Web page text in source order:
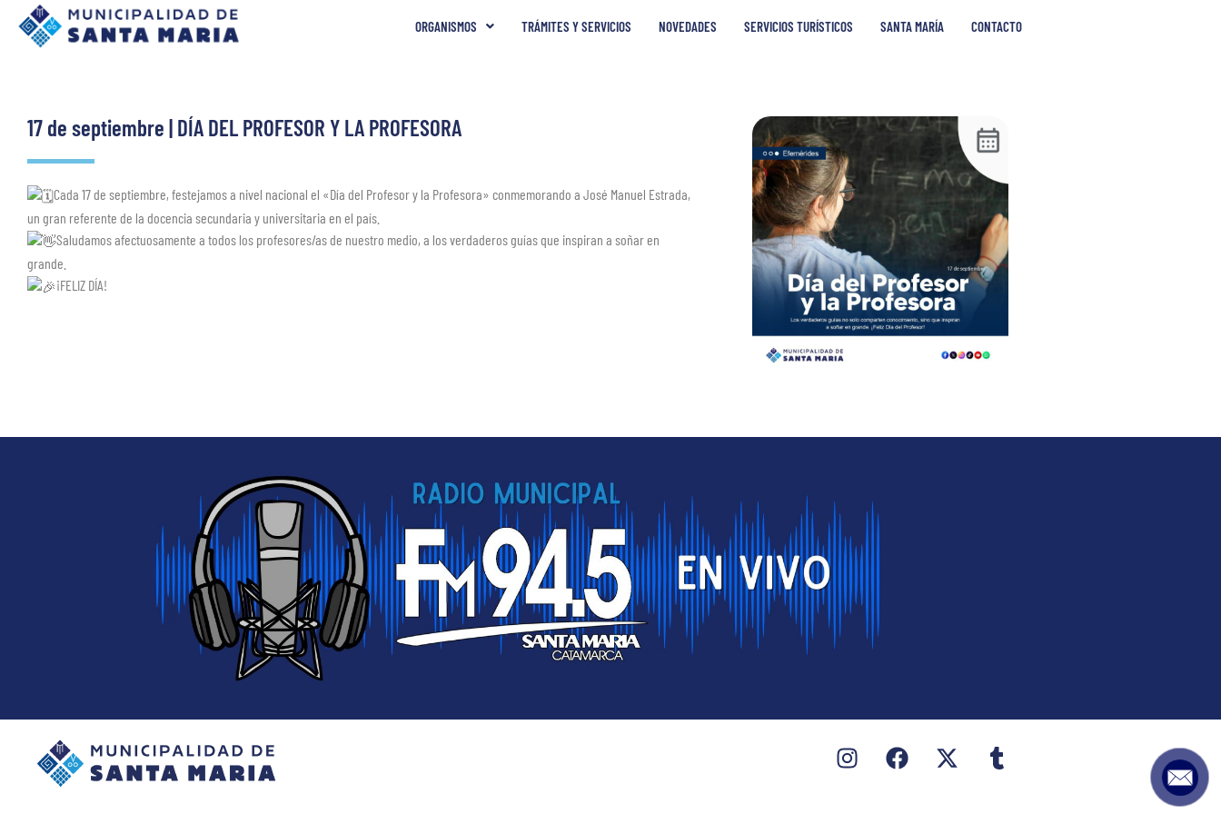
ORGANISMOS TRÁMITES Y SERVICIOS NOVEDADES SERVICIOS TURÍSTICOS SANTA MARÍA CONTACTO
17 de septiembre | DÍA DEL PROFESOR Y LA PROFESORA
Cada 17 de septiembre, festejamos a nivel nacional el «Día del Profesor y la Profesora» conmemorando a José Manuel Estrada,
un gran referente de la docencia secundaria y universitaria en el país.
Saludamos afectuosamente a todos los profesores/as de nuestro medio, a los verdaderos guías que inspiran a soñar en
grande.
¡FELIZ DÍA!